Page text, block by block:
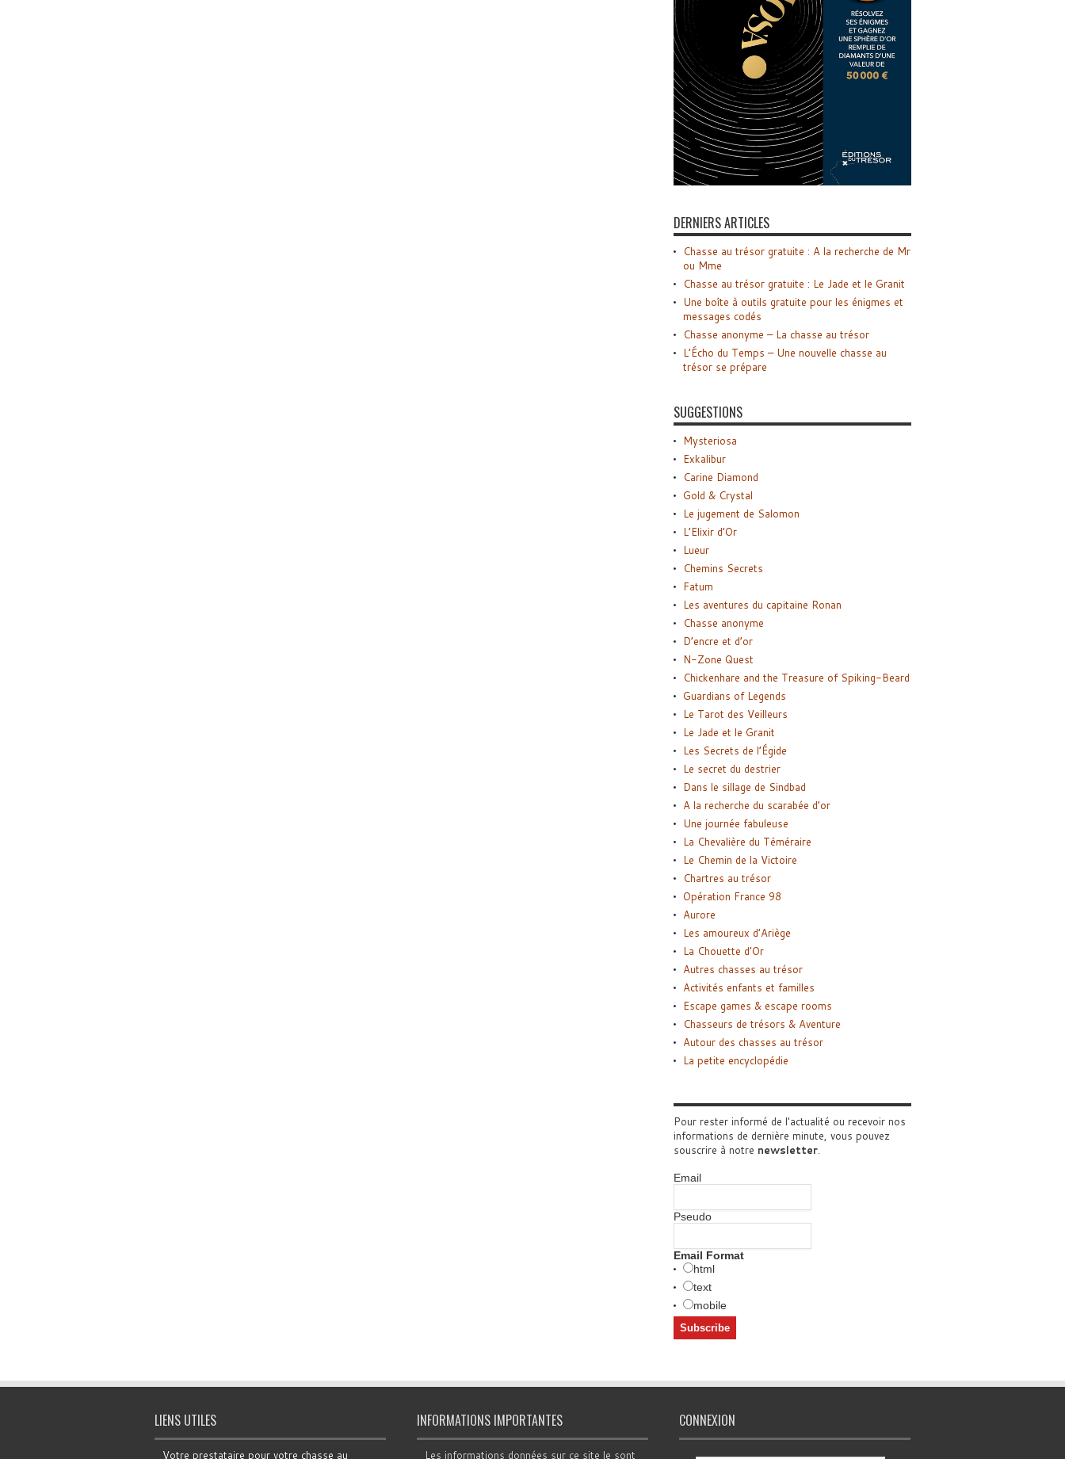
DERNIERS ARTICLES
Chasse au trésor gratuite : A la recherche de Mr
ou Mme
Chasse au trésor gratuite : Le Jade et le Granit
Une boîte à outils gratuite pour les énigmes et
messages codés
Chasse anonyme – La chasse au trésor
L’Écho du Temps – Une nouvelle chasse au
trésor se prépare
SUGGESTIONS
Mysteriosa
Exkalibur
Carine Diamond
Gold & Crystal
Le jugement de Salomon
L’Elixir d’Or
Lueur
Chemins Secrets
Fatum
Les aventures du capitaine Ronan
Chasse anonyme
D’encre et d’or
N-Zone Quest
Chickenhare and the Treasure of Spiking-Beard
Guardians of Legends
Le Tarot des Veilleurs
Le Jade et le Granit
Les Secrets de l’Égide
Le secret du destrier
Dans le sillage de Sindbad
A la recherche du scarabée d’or
Une journée fabuleuse
La Chevalière du Téméraire
Le Chemin de la Victoire
Chartres au trésor
Opération France 98
Aurore
Les amoureux d’Ariège
La Chouette d’Or
Autres chasses au trésor
Activités enfants et familles
Escape games & escape rooms
Chasseurs de trésors & Aventure
Autour des chasses au trésor
La petite encyclopédie
Pour rester informé de l'actualité ou recevoir nos
informations de dernière minute, vous pouvez
souscrire à notre newsletter.
Email
Pseudo
Email Format
html
text
mobile
LIENS UTILES
Votre prestataire pour votre chasse au
INFORMATIONS IMPORTANTES
Les informations données sur ce site le sont
CONNEXION